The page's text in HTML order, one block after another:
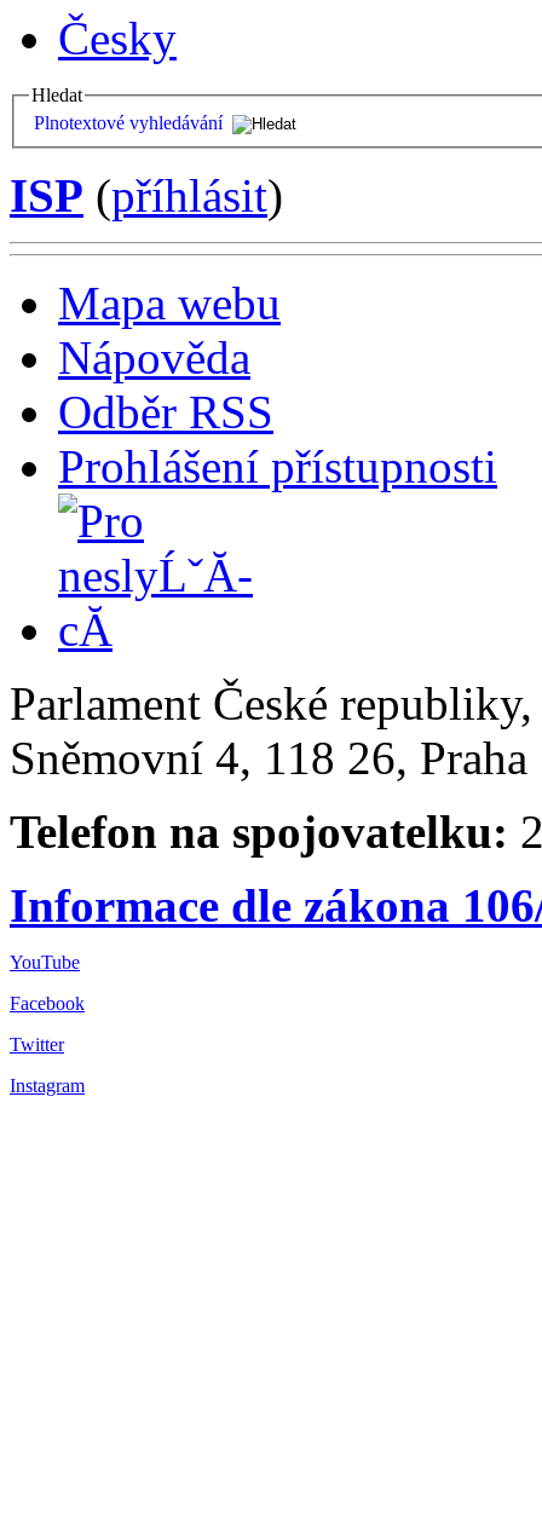
Česky
Hledat
Plnotextové vyhledávání
ISP (příhlásit)
Mapa webu
Nápověda
Odběr RSS
Prohlášení přístupnosti
Parlament České
Sněmovní 4, 118 26,
Telefon na spojovatelku:
Informace dle zákona
YouTube
Facebook
Twitter
Instagram